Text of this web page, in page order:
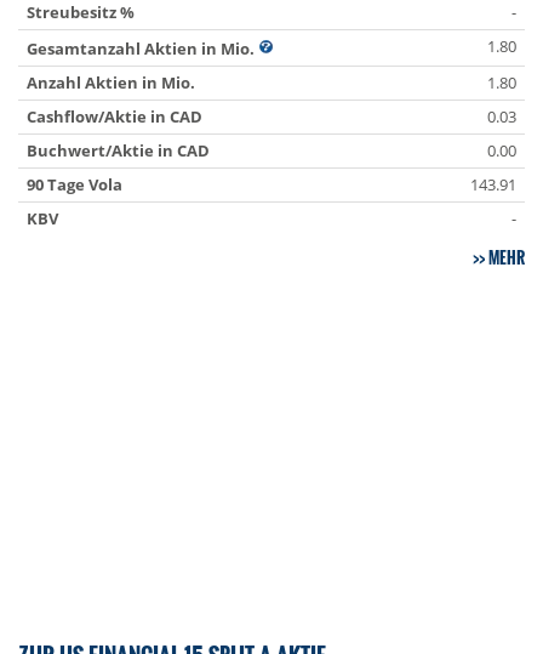
Streubesitz %
-
Gesamtanzahl Aktien in Mio.
1.80
Anzahl Aktien in Mio.
1.80
Cashflow/Aktie in CAD
0.03
Buchwert/Aktie in CAD
0.00
90 Tage Vola
143.91
KBV
-
MEHR